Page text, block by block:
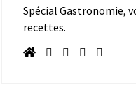
Spécial Gastronomie,
recettes.